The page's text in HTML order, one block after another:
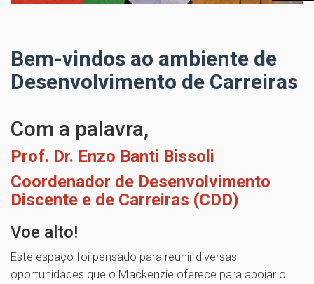
Bem-vindos ao ambiente de
Desenvolvimento de Carreiras
Com a palavra,
Prof. Dr. Enzo Banti Bissoli
Coordenador de Desenvolvimento
Discente e de Carreiras (CDD)
Voe alto!
Este espaço foi pensado para reunir diversas
oportunidades que o Mackenzie oferece para apoiar o